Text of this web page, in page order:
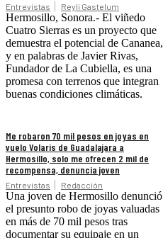
Entrevistas Reyli Gastelum
Hermosillo, Sonora.- El viñedo
Cuatro Sierras es un proyecto que
demuestra el potencial de Cananea,
y en palabras de Javier Rivas,
Fundador de La Cubiella, es una
promesa con terrenos que integran
buenas condiciones climáticas.
Me robaron 70 mil pesos en joyas en
vuelo Volaris de Guadalajara a
Hermosillo, solo me ofrecen 2 mil de
recompensa, denuncia joven
Entrevistas Redacción
Una joven de Hermosillo denunció
el presunto robo de joyas valuadas
en más de 70 mil pesos tras
documentar su equipaje en un